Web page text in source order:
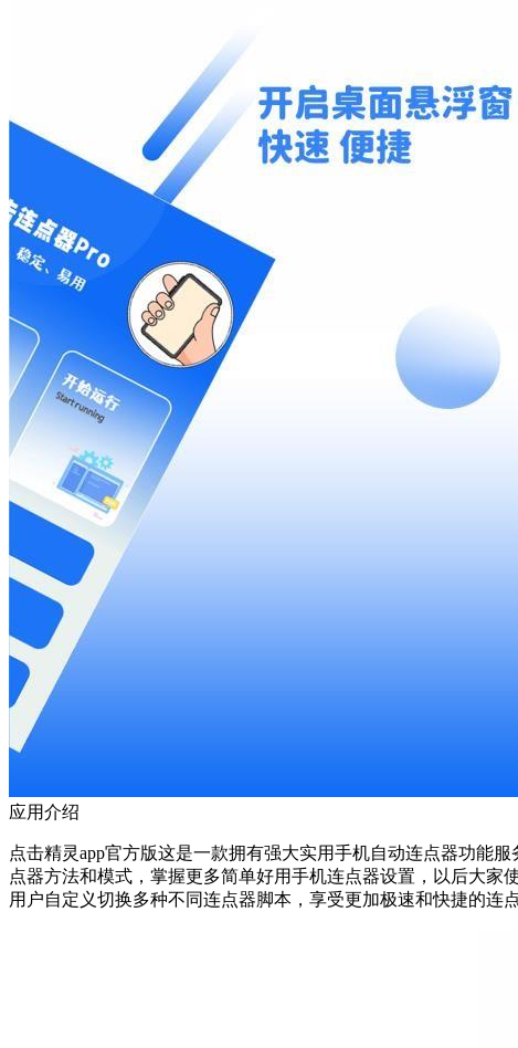
应用介绍
点击精灵app官方版这是一款拥有强大实用手机自动连点器功能
点器方法和模式，掌握更多简单好用手机连点器设置，以后大
用户自定义切换多种不同连点器脚本，享受更加极速和快捷的连